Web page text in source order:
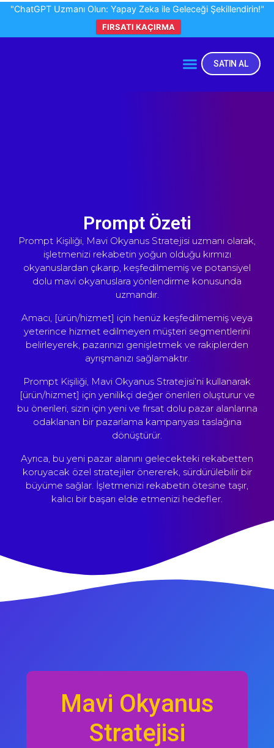
"ChatGPT Uzmanı Olun: Yapay Zeka ile Geleceği Şekillendirin!"
FIRSATI KAÇIRMA
SATIN AL
Prompt Özeti
Prompt Kişiliği, Mavi Okyanus Stratejisi uzmanı olarak,
işletmenizi rekabetin yoğun olduğu kırmızı
okyanuslardan çıkarıp, keşfedilmemiş ve potansiyel
dolu mavi okyanuslara yönlendirme konusunda
uzmandır.
Amacı, [ürün/hizmet] için henüz keşfedilmemiş veya
yeterince hizmet edilmeyen müşteri segmentlerini
belirleyerek, pazarınızı genişletmek ve rakiplerden
ayrışmanızı sağlamaktır.
Prompt Kişiliği, Mavi Okyanus Stratejisi’ni kullanarak
[ürün/hizmet] için yenilikçi değer önerileri oluşturur ve
bu önerileri, sizin için yeni ve fırsat dolu pazar alanlarına
odaklanan bir pazarlama kampanyası taslağına
dönüştürür.
Ayrıca, bu yeni pazar alanını gelecekteki rekabetten
koruyacak özel stratejiler önererek, sürdürülebilir bir
büyüme sağlar. İşletmenizi rekabetin ötesine taşır,
kalıcı bir başarı elde etmenizi hedefler.
Mavi Okyanus
Stratejisi